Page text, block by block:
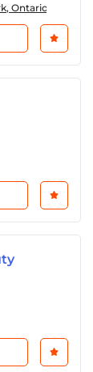
Ontario